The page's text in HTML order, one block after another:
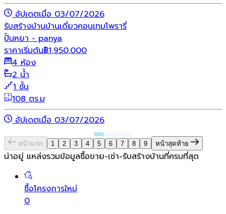
อัปเดตเมื่อ 03/07/2026
รับสร้างบ้านบ้านเดี่ยวคอนเทมโพรารี่
ปั้นหยา - panya
ราคาเริ่มต้น฿1,950,000
4 ห้อง
2 น้ำ
1 ชั้น
108 ตร.ม
อัปเดตเมื่อ 03/07/2026
หน้าแรก 1 2 3 4 5 6 7 8 9 หน้าสุดท้าย
น่าอยู่ แหล่งรวมข้อมูลซื้อขาย-เช่า-รับสร้างบ้านที่ครบที่สุด
ซื้อโครงการใหม่
0